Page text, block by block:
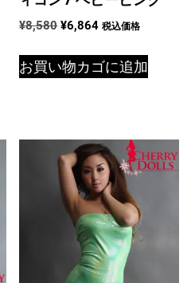
¥8,580 元
価
格
で
し
た。
¥6,864現
の
価
¥6,864
で
す。
税込価格
お買い物カゴに追加